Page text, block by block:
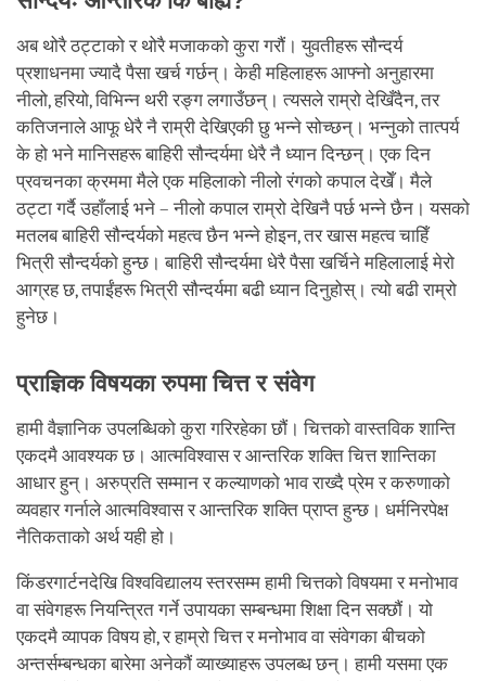
अब थोरै ठट्टाको र थोरै मजाकको कुरा गरौं। युवतीहरू सौन्दर्य
प्रशाधनमा ज्यादै पैसा खर्च गर्छन्। केही महिलाहरू आफ्नो अनुहारमा
नीलो, हरियो, विभिन्न थरी रङ्ग लगाउँछन्। त्यसले राम्रो देखिँदैन, तर
कतिजनाले आफू धेरै नै राम्री देखिएकी छु भन्ने सोच्छन्। भन्नुको तात्पर्य
के हो भने मानिसहरू बाहिरी सौन्दर्यमा धेरै नै ध्यान दिन्छन्। एक दिन
प्रवचनका क्रममा मैले एक महिलाको नीलो रंगको कपाल देखेँ। मैले
ठट्टा गर्दै उहाँलाई भने – नीलो कपाल राम्रो देखिनै पर्छ भन्ने छैन। यसको
मतलब बाहिरी सौन्दर्यको महत्व छैन भन्ने होइन, तर खास महत्व चाहिँ
भित्री सौन्दर्यको हुन्छ। बाहिरी सौन्दर्यमा धेरै पैसा खर्चिने महिलालाई मेरो
आग्रह छ, तपाईंहरू भित्री सौन्दर्यमा बढी ध्यान दिनुहोस्। त्यो बढी राम्रो
हुनेछ।
प्राज्ञिक विषयका रुपमा चित्त र संवेग
हामी वैज्ञानिक उपलब्धिको कुरा गरिरहेका छौं। चित्तको वास्तविक शान्ति
एकदमै आवश्यक छ। आत्मविश्वास र आन्तरिक शक्ति चित्त शान्तिका
आधार हुन्। अरुप्रति सम्मान र कल्याणको भाव राख्दै प्रेम र करुणाको
व्यवहार गर्नाले आत्मविश्वास र आन्तरिक शक्ति प्राप्त हुन्छ। धर्मनिरपेक्ष
नैतिकताको अर्थ यही हो।
किंडरगार्टनदेखि विश्वविद्यालय स्तरसम्म हामी चित्तको विषयमा र मनोभाव
वा संवेगहरू नियन्त्रित गर्ने उपायका सम्बन्धमा शिक्षा दिन सक्छौं। यो
एकदमै व्यापक विषय हो, र हाम्रो चित्त र मनोभाव वा संवेगका बीचको
अन्तर्सम्बन्धका बारेमा अनेकौं व्याख्याहरू उपलब्ध छन्। हामी यसमा एक